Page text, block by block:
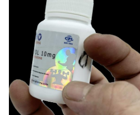
PRIVACY
POLICY